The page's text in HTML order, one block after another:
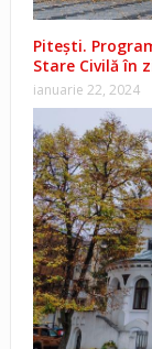
Pitești.
Stare Civilă în
ianuarie 22, 2024